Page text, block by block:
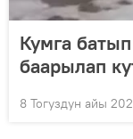
Кумга
баарылап
8 Тогуздун айы